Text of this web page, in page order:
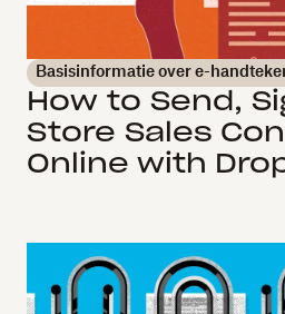
Basisinformatie over e-
How to Send,
Store Sales
Online with